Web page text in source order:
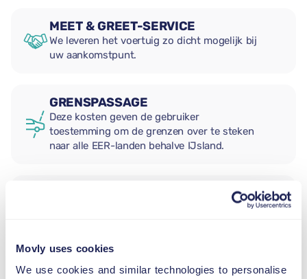
Movly uses cookies
We use cookies and similar technologies to personalise
MEET & GREET-SERVICE
We leveren het voertuig zo dicht mogelijk bij
uw aankomstpunt.
GRENSPASSAGE
Deze kosten geven de gebruiker
toestemming om de grenzen over te steken
naar alle EER-landen behalve IJsland.
BABY AUTOSTOEL
2,5–13 kg